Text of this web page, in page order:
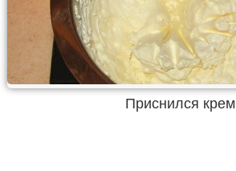
Приснился крем